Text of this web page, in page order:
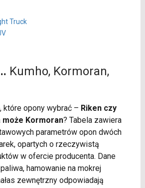
Truck
Kumho, Kormoran,
które opony wybrać – Riken czy
może Kormoran? Tabela zawiera
parametrów opon dwóch
opartych o rzeczywistą
w ofercie producenta. Dane
hamowanie na mokrej
zewnętrzny odpowiadają